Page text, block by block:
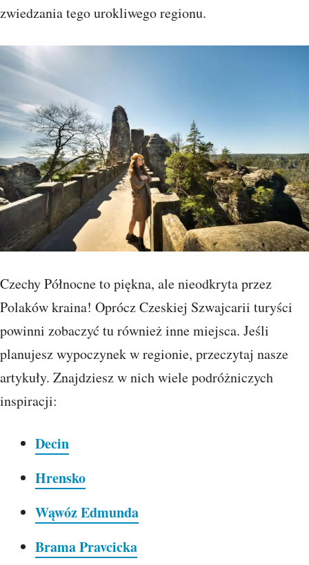
zwiedzania tego urokliwego regionu.
Czechy Północne to piękna, ale nieodkryta przez
Polaków kraina! Oprócz Czeskiej Szwajcarii turyści
powinni zobaczyć tu również inne miejsca. Jeśli
planujesz wypoczynek w regionie, przeczytaj nasze
artykuły. Znajdziesz w nich wiele podróżniczych
inspiracji:
Decin
Hrensko
Wąwóz Edmunda
Brama Pravcicka